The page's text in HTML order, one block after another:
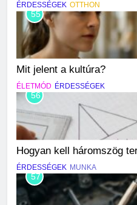
ÉRDESSÉGEK OTTHON
55
Mit jelent a kultúra?
ÉLETMÓD ÉRDESSÉGEK
56
Hogyan kell háromszög
ÉRDESSÉGEK MUNKA
57